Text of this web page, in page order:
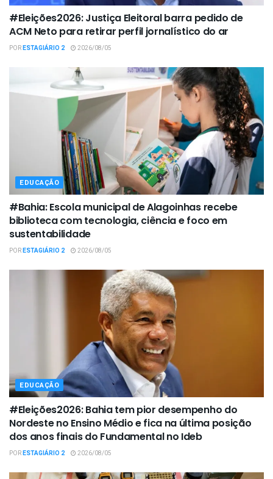
#Eleições2026: Justiça Eleitoral barra pedido de
ACM Neto para retirar perfil jornalístico do ar
PORESTAGIÁRIO 2 2026/08/05
EDUCAÇÃO
#Bahia: Escola municipal de Alagoinhas recebe
biblioteca com tecnologia, ciência e foco em
sustentabilidade
PORESTAGIÁRIO 2 2026/08/05
EDUCAÇÃO
#Eleições2026: Bahia tem pior desempenho do
Nordeste no Ensino Médio e fica na última posição
dos anos finais do Fundamental no Ideb
PORESTAGIÁRIO 2 2026/08/05